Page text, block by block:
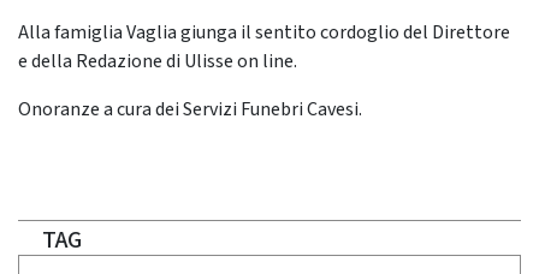
Alla famiglia Vaglia giunga il sentito cordoglio del Direttore
e della Redazione di Ulisse on line.
Onoranze a cura dei Servizi Funebri Cavesi.
TAG